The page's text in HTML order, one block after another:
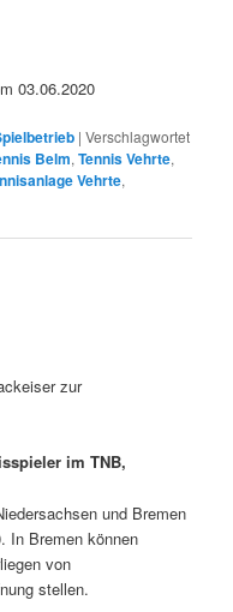
03.06.2020
|Verschlagwortet
Belm,Tennis Vehrte,
Vehrte,
zur
im TNB,
und Bremen
In Bremen können
von
stellen.